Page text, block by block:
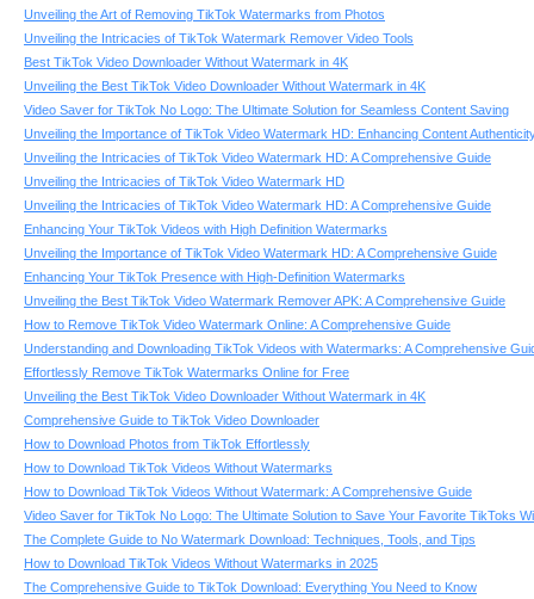
Unveiling the Art of Removing TikTok Watermarks from Photos
Unveiling the Intricacies of TikTok Watermark Remover Video Tools
Best TikTok Video Downloader Without Watermark in 4K
Unveiling the Best TikTok Video Downloader Without Watermark in 4K
Video Saver for TikTok No Logo: The Ultimate Solution for Seamless Content Saving
Unveiling the Importance of TikTok Video Watermark HD: Enhancing Content
Unveiling the Intricacies of TikTok Video Watermark HD: A Comprehensive Guide
Unveiling the Intricacies of TikTok Video Watermark HD
Unveiling the Intricacies of TikTok Video Watermark HD: A Comprehensive Guide
Enhancing Your TikTok Videos with High Definition Watermarks
Unveiling the Importance of TikTok Video Watermark HD: A Comprehensive Guide
Enhancing Your TikTok Presence with High-Definition Watermarks
Unveiling the Best TikTok Video Watermark Remover APK: A Comprehensive Guide
How to Remove TikTok Video Watermark Online: A Comprehensive Guide
Understanding and Downloading TikTok Videos with Watermarks: A Comprehensive
Effortlessly Remove TikTok Watermarks Online for Free
Unveiling the Best TikTok Video Downloader Without Watermark in 4K
Comprehensive Guide to TikTok Video Downloader
How to Download Photos from TikTok Effortlessly
How to Download TikTok Videos Without Watermarks
How to Download TikTok Videos Without Watermark: A Comprehensive Guide
Video Saver for TikTok No Logo: The Ultimate Solution to Save Your Favorite TikToks
The Complete Guide to No Watermark Download: Techniques, Tools, and Tips
How to Download TikTok Videos Without Watermarks in 2025
The Comprehensive Guide to TikTok Download: Everything You Need to Know